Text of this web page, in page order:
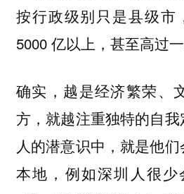
按行政级别只是县级市
5000 亿以上，甚至高过
确实，越是经济繁荣、
方，就越注重独特的自
人的潜意识中，就是他
本地，例如深圳人很少